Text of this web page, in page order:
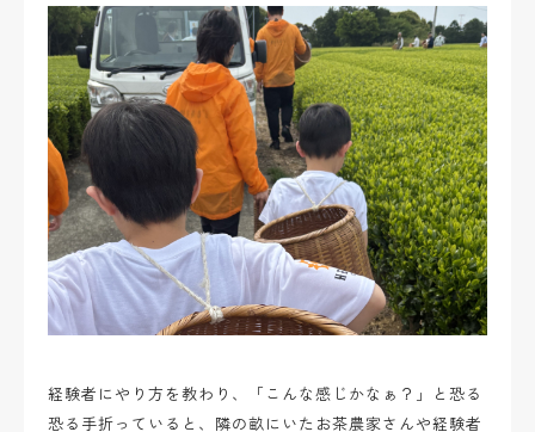
経験者にやり方を教わり、「こんな感じかなぁ？」と恐る
恐る手折っていると、隣の畝にいたお茶農家さんや経験者